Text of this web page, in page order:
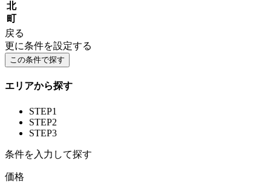
北
町
戻る
更に条件を設定する
エリアから探す
STEP1
STEP2
STEP3
条件を入力して探す
価格